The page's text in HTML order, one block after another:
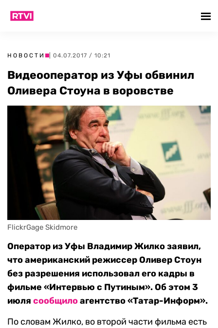
НОВОСТИ | 04.07.2017 / 10:21
Видеооператор из Уфы обвинил
Оливера Стоуна в воровстве
FlickrGage Skidmore
Оператор из Уфы Владимир Жилко заявил,
что американский режиссер Оливер Стоун
без разрешения использовал его кадры в
фильме «Интервью с Путиным». Об этом 3
июля сообщилоагентство «Татар-Информ».
По словам Жилко, во второй части фильма есть